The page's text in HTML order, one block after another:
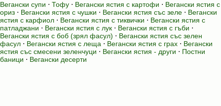
Вегански супи ⋅ Тофу ⋅ Вегански ястия с картофи ⋅ Вегански ястия с
ориз ⋅ Вегански ястия с чушки ⋅ Вегански ястия със зеле ⋅ Вегански
ястия с карфиол ⋅ Вегански ястия с тиквички ⋅ Вегански ястия с
патладжани ⋅ Вегански ястия с лук ⋅ Вегански ястия с гъби ⋅
Вегански ястия с боб (зрял фасул) ⋅ Вегански ястия със зелен
фасул ⋅ Вегански ястия с леща ⋅ Вегански ястия с грах ⋅ Вегански
ястия със смесени зеленчуци ⋅ Вегански ястия - други ⋅ Постни
баници ⋅ Вегански десерти